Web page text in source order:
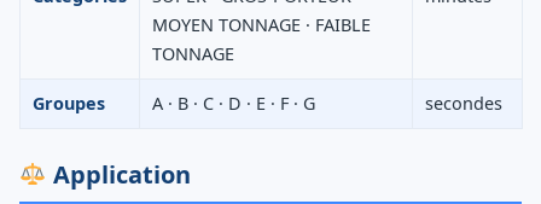
MOYEN TONNAGE · FAIBLE
TONNAGE
Groupes A · B · C · D · E · F · G secondes
Application